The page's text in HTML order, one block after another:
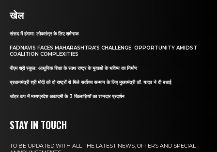
खेल
संसद में हंगामा: लोकतंत्र के लिए शर्मनाक
FADNAVIS FACES MAHARASHTRA’S CHALLENGE: OPPORTUNITY AMIDST
COALITION COMPLEXITIES
पीएम श्री स्कूल: आधुनिक शिक्षा के साथ राष्ट्र के युवाओं के भविष्य का निर्माण
प्रधानमंत्री श्री मोदी को दो राष्ट्रों से मिले सर्वोच्च सम्मान के लिए मुख्यमंत्री डॉ. यादव ने दी बधाई
जोहर कप में मध्यप्रदेश अकादमी के 3 खिलाड़ियों का शानदार प्रदर्शन
STAY IN TOUCH
TO BE UPDATED WITH ALL THE LATEST NEWS, OFFERS AND SPECIAL